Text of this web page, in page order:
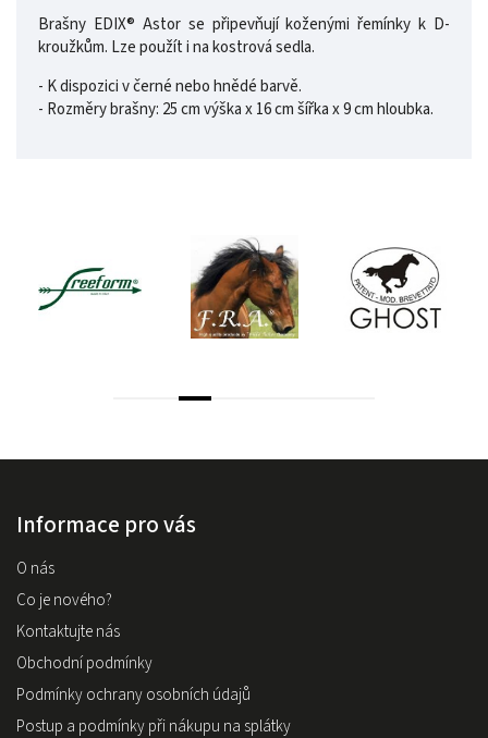
Brašny EDIX® Astor se připevňují koženými řemínky k D-
kroužkům. Lze použít i na kostrová sedla.
- K dispozici v černé nebo hnědé barvě.
- Rozměry brašny: 25 cm výška x 16 cm šířka x 9 cm hloubka.
Informace pro vás
O nás
Co je nového?
Kontaktujte nás
Obchodní podmínky
Podmínky ochrany osobních údajů
Postup a podmínky při nákupu na splátky